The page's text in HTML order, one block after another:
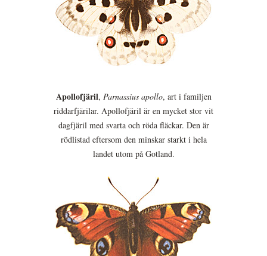
Apollofjäril, Parnassius apollo, art i familjen
riddarfjärilar. Apollofjäril är en mycket stor vit
dagfjäril med svarta och röda fläckar. Den är
rödlistad eftersom den minskar starkt i hela
landet utom på Gotland.